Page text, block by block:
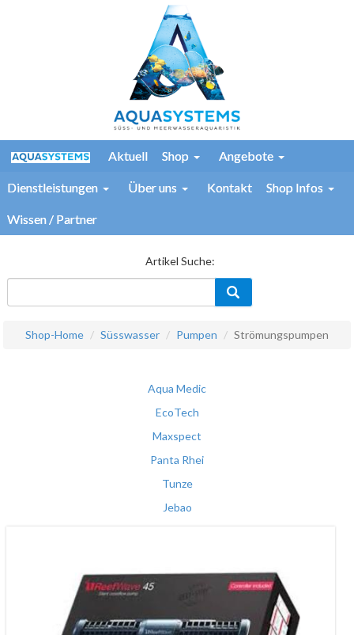
Aktuell Shop Angebote
Dienstleistungen Über uns Kontakt Shop Infos
Wissen / Partner
Artikel Suche:
Shop-Home Süsswasser Pumpen Strömungspumpen
Aqua Medic
EcoTech
Maxspect
Panta Rhei
Tunze
Jebao